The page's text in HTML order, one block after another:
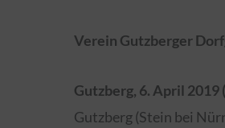
Verein Gutzberger
Gutzberg, 6. April 2019
Gutzberg (Stein bei